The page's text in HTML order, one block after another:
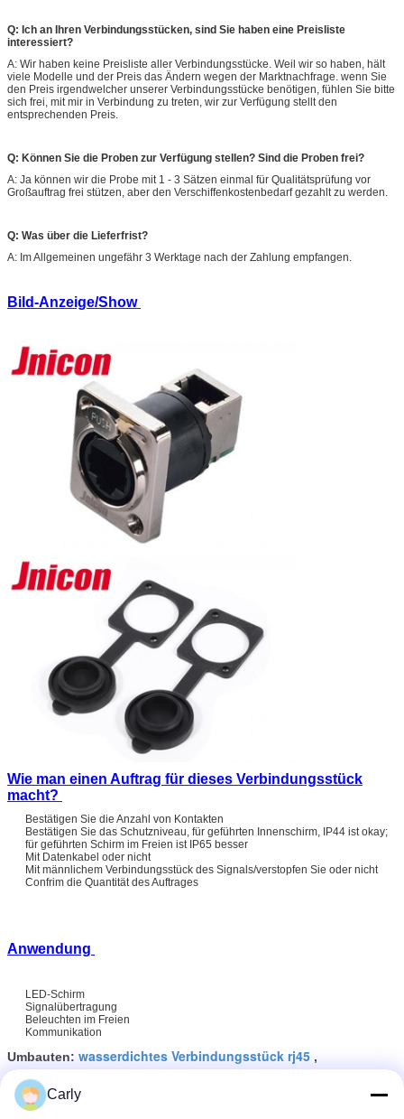
Q: Ich an Ihren Verbindungsstücken, sind Sie haben eine Preisliste
interessiert?
A: Wir haben keine Preisliste aller Verbindungsstücke. Weil wir so haben, hält
viele Modelle und der Preis das Ändern wegen der Marktnachfrage. wenn Sie
den Preis irgendwelcher unserer Verbindungsstücke benötigen, fühlen Sie bitte
sich frei, mit mir in Verbindung zu treten, wir zur Verfügung stellt den
entsprechenden Preis.
Q: Können Sie die Proben zur Verfügung stellen? Sind die Proben frei?
A: Ja können wir die Probe mit 1 - 3 Sätzen einmal für Qualitätsprüfung vor
Großauftrag frei stützen, aber den Verschiffenkostenbedarf gezahlt zu werden.
Q: Was über die Lieferfrist?
A: Im Allgemeinen ungefähr 3 Werktage nach der Zahlung empfangen.
Bild-Anzeige/Show
Wie man einen Auftrag für dieses Verbindungsstück
macht?
Bestätigen Sie die Anzahl von Kontakten
Bestätigen Sie das Schutzniveau, für geführten Innenschirm, IP44 ist okay;
für geführten Schirm im Freien ist IP65 besser
Mit Datenkabel oder nicht
Mit männlichem Verbindungsstück des Signals/verstopfen Sie oder nicht
Confrim die Quantität des Auftrages
Anwendung
LED-Schirm
Signalübertragung
Beleuchten im Freien
Kommunikation
Umbauten: wasserdichtes Verbindungsstück rj45 ,
wasserdichtes Verbindungsstück des Ethernets rj45
Verbindungsstück rj45 im Freien
Carly